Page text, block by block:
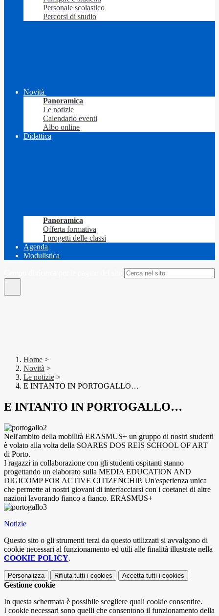
Personale scolastico
Percorsi di studio
Novità
Panoramica
Le notizie
Calendario eventi
Albo online
Didattica
Panoramica
Offerta formativa
I progetti delle classi
Agenda
Modulistica
Home >
Novità >
Le notizie >
E INTANTO IN PORTOGALLO…
E INTANTO IN PORTOGALLO…
Nell'ambito della mobilità ERASMUS+ un gruppo di nostri studenti
è volato alla volta della SOARES DOS REIS SCHOOL OF ART
di Porto.
I ragazzi in collaborazione con gli studenti ospitanti stanno
progettando un elaborato sulla MEDIA EDUCATION AND
DIGICOMP FOR ACTIVE CITIZENCHIP. Un'esperienza unica
che permette ai nostri giovani di interfacciarsi con i coetanei di altre
nazioni lavorando fianco a fianco. ERASMUS+
Notizie
Questo sito o gli strumenti terzi da questo utilizzati si avvalgono di
cookie necessari al funzionamento ed utili alle finalità illustrate nella
COOKIE POLICY.
Personalizza Rifiuta tutti i cookies Accetta tutti i cookies
Gestione cookie
In questa schermata è possibile scegliere quali cookie consentire.
I cookie necessari sono quelli che consentono il funzionamento della